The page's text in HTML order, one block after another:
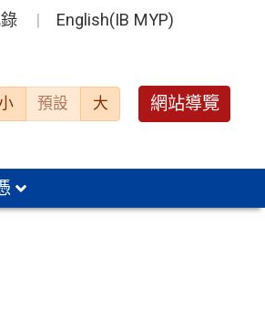
English(IB MYP)
預設 大 網站導覽